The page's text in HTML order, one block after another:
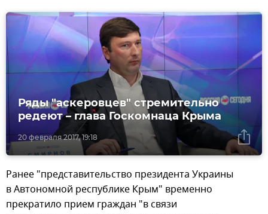
20 февраля 2017, 19:18
Ряды "аскеровцев" стремительно
редеют – глава Госкомнаца Крыма
Ранее "представительство президента Украины
в Автономной республике Крым" временно
прекратило прием граждан "в связи